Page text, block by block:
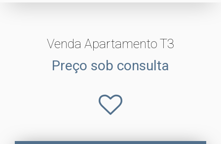
Venda Apartamento T3
Preço sob consulta